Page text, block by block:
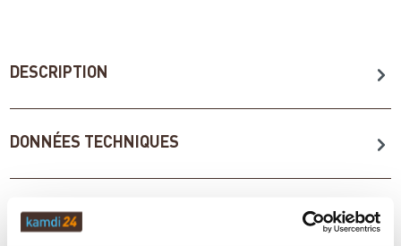
DESCRIPTION
DONNÉES TECHNIQUES
ÉVALUATIONS (0)